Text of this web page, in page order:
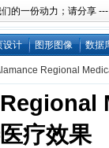
的一份动力；请分享
设计 图形图像 数据
Regional
疗效果